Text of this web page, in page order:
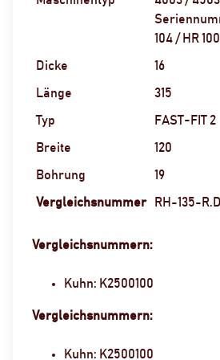
104 / HR
Dicke 16
Länge 315
Typ FAST-FIT 2
Breite 120
Bohrung 19
Vergleichsnummer RH-135-R.D
Vergleichsnummern:
Kuhn: K2500100
Vergleichsnummern:
Kuhn: K2500100